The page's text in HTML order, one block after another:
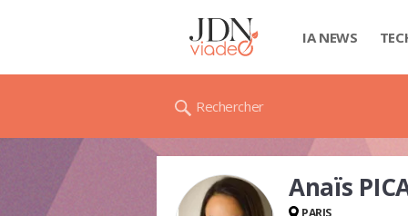
IA NEWS
Rechercher
Anaïs
PARIS